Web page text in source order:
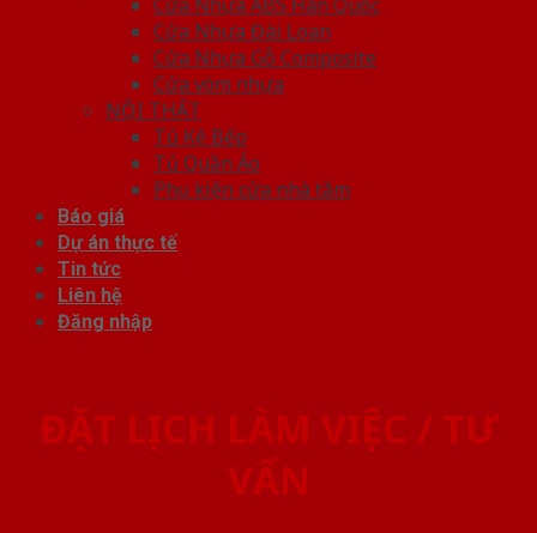
Cửa Nhựa Đài Loan
Cửa Nhựa Gỗ Composite
Cửa vòm nhựa
NỘI THẤT
Tủ Kệ Bếp
Tủ Quần Áo
Phụ kiện cửa nhà tắm
Báo giá
Dự án thực tế
Tin tức
Liên hệ
Đăng nhập
ĐẶT LỊCH LÀM VIỆC / TƯ
VẤN